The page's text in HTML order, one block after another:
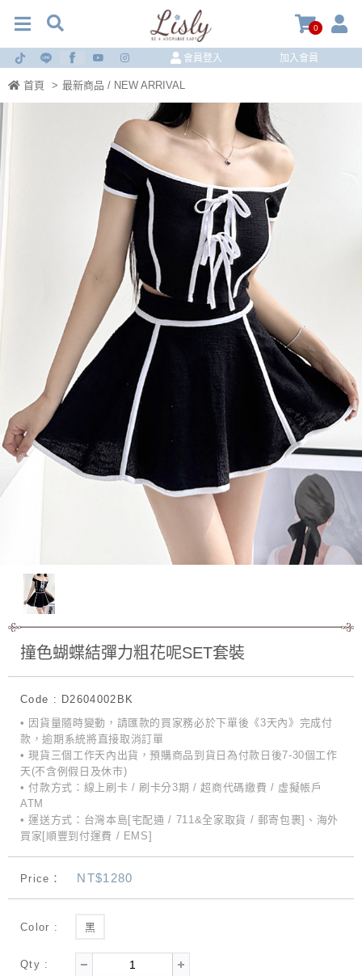
0
會員登入 加入會員
首頁 > 最新商品 / NEW ARRIVAL
撞色蝴蝶結彈力粗花呢SET套裝
Code : D2604002BK
• 因貨量隨時變動，請匯款的買家務必於下單後《3天內》完成付
款，逾期系統將直接取消訂單
• 現貨三個工作天內出貨，預購商品到貨日為付款日後7-30個工作
天(不含例假日及休市)
• 付款方式：線上刷卡 / 刷卡分3期 / 超商代碼繳費 / 虛擬帳戶
ATM
• 運送方式：台灣本島[宅配通 / 711&全家取貨 / 郵寄包裹]、海外
買家[順豐到付運費 / EMS]
Price： NT$1280
Color : 黑
Qty :